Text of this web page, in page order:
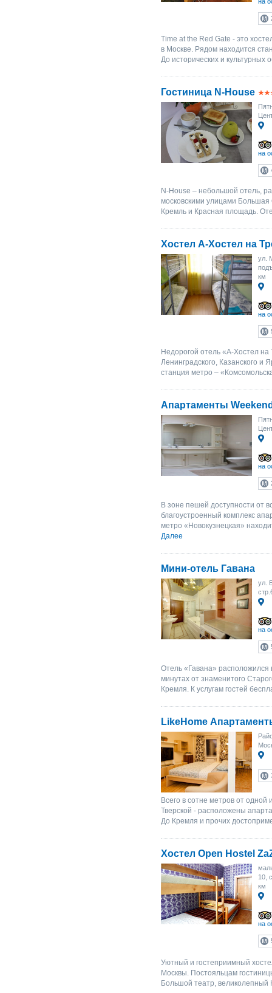
Time at the Red Gate - это
в Москве. Рядом находится
До исторических и культурных
Гостиница N-House
на
N-House – небольшой отель,
московскими улицами
Кремль и Красная площадь.
Хостел A-Хостел на
ул.
км
на
Недорогой отель «A-Хостел
Ленинградского, Казанского и
станция метро –
Апартаменты
на
В зоне пешей доступности от
благоустроенный комплекс
метро «Новокузнецкая»
Далее
Мини-отель Гавана
ул.
на
Отель «Гавана» расположился
минутах от знаменитого
Кремля. К услугам гостей
LikeHome
Всего в сотне метров от
Тверской - расположены
До Кремля и прочих
Хостел Open Hostel
10,
км
на
Уютный и гостеприимный
Москвы. Постояльцам
Большой театр,